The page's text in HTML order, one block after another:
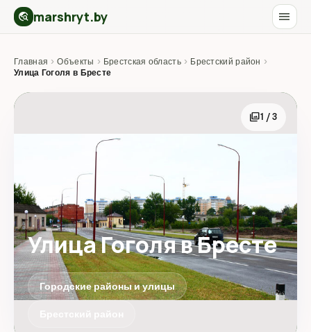
travel_explore marshryt.by menu
Главная › Объекты › Брестская область › Брестский район ›
Улица Гоголя в Бресте
photo_library1 / 3
Улица Гоголя в Бресте
Городские районы и улицы